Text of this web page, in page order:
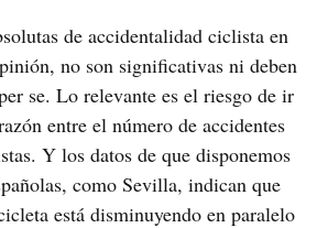
de accidentalidad ciclista en
no son significativas ni deben
se. Lo relevante es el riesgo de ir
entre el número de accidentes
Y los datos de que disponemos
como Sevilla, indican que
está disminuyendo en paralelo